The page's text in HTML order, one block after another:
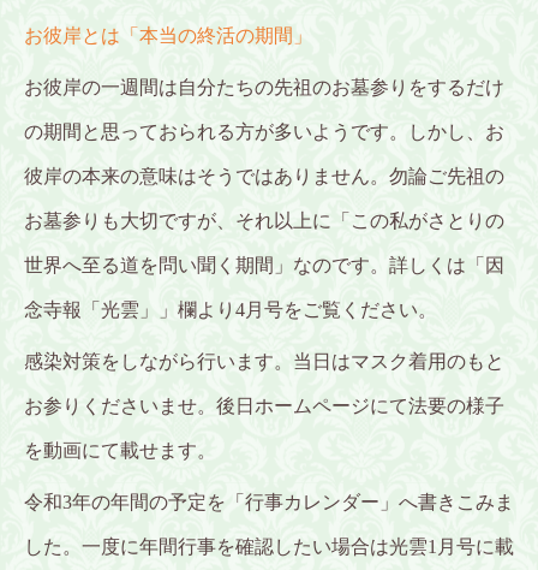
お彼岸とは 「本当の終活の期間」
お彼岸の一週間は自分たちの先祖のお墓参りをするだけ
の期間と思っておられる方が多いようです。しかし、お
彼岸の本来の意味はそうではありません。勿論ご先祖の
お墓参りも大切ですが、それ以上に「この私がさとりの
世界へ至る道を問い聞く期間」なのです。詳しくは「因
念寺報「光雲」」欄より4月号をご覧ください。
感染対策をしながら行います。当日はマスク着用のもと
お参りくださいませ。 後日ホームページにて法要の様子
を動画にて載せます。
令和3年の年間の予定を「行事カレンダー」へ書きこみま
した。一度に年間行事を確認したい場合は光雲1月号に載